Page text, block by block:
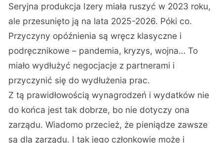
Seryjna produkcja Izery miała ruszyć w 2023 roku,
ale przesunięto ją na lata 2025-2026. Póki co.
Przyczyny opóźnienia są wręcz klasyczne i
podręcznikowe – pandemia, kryzys, wojna… To
miało wydłużyć negocjacje z partnerami i
przyczynić się do wydłużenia prac.
Z tą prawidłowością wynagrodzeń i wydatków nie
do końca jest tak dobrze, bo nie dotyczy ona
zarządu. Wiadomo przecież, że pieniądze zawsze
są dla zarządu. I tak jego członkowie może i